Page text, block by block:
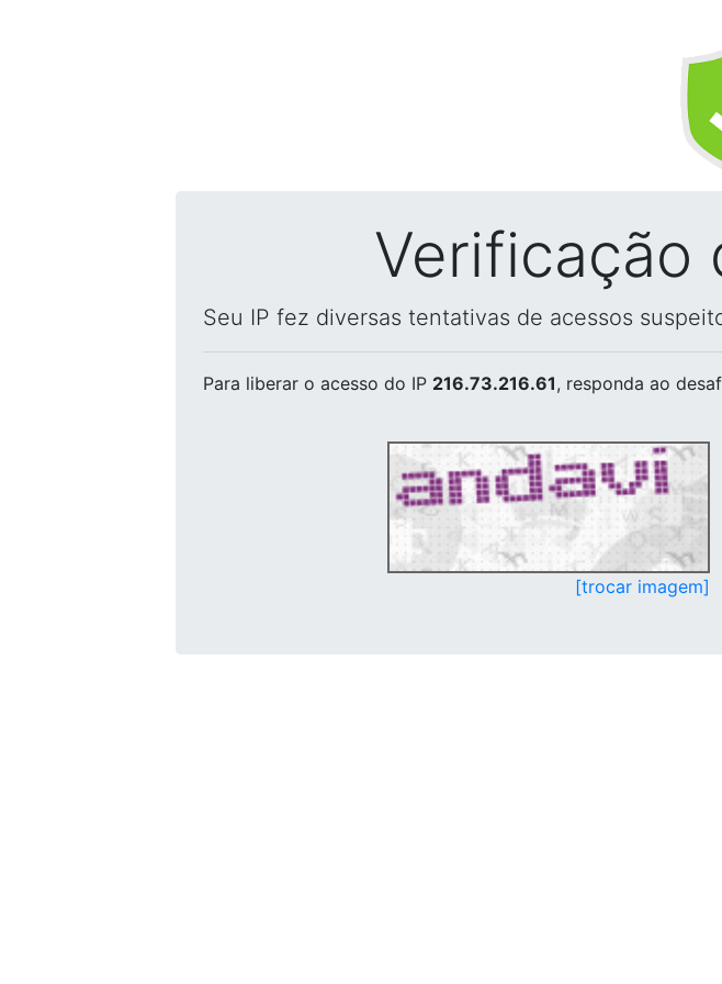
Verificação
Seu IP fez diversas tentativas de acessos
Para liberar o acesso do IP 216.73.216.61, responda ao
[trocar imagem]